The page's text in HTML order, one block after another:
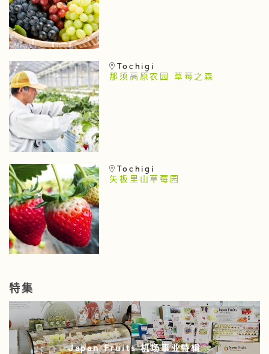
Tochigi
那须高原农园 草莓之森
Tochigi
矢板里山草莓园
特集
Japan Fruits 机场事业特辑